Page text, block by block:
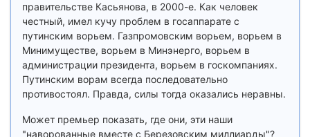
правительстве Касьянова, в 2000-е. Как человек
честный, имел кучу проблем в госаппарате с
путинским ворьем. Газпромовским ворьем, ворьем в
Минимуществе, ворьем в Минэнерго, ворьем в
администрации президента, ворьем в госкомпаниях.
Путинским ворам всегда последовательно
противостоял. Правда, силы тогда оказались неравны.
Может премьер показать, где они, эти наши
"наворованные вместе с Березовским миллиарды"?